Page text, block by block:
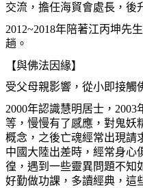
交流，擔任海貿會處長，後
2012~2018年陪著江丙坤先
趟。
【與佛法因緣】
受父母親影響，從小即接觸
2000年認識慧明居士，
等，慢慢有了感應，對鬼妖
概念，之後亡魂經常出現請
中國大陸出差時，經常身心
徨，遇到一些靈異問題不知
好勤做功課，多讀經典，這